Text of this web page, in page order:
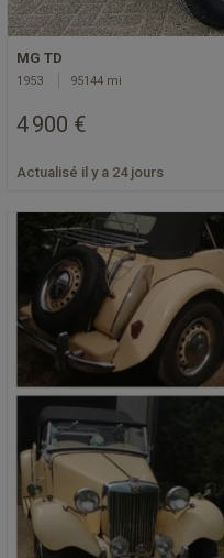
MG TD
1953 95144 mi
4 900 €
Actualisé il y a 24 jours